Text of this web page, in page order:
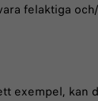
felaktiga
exempel,